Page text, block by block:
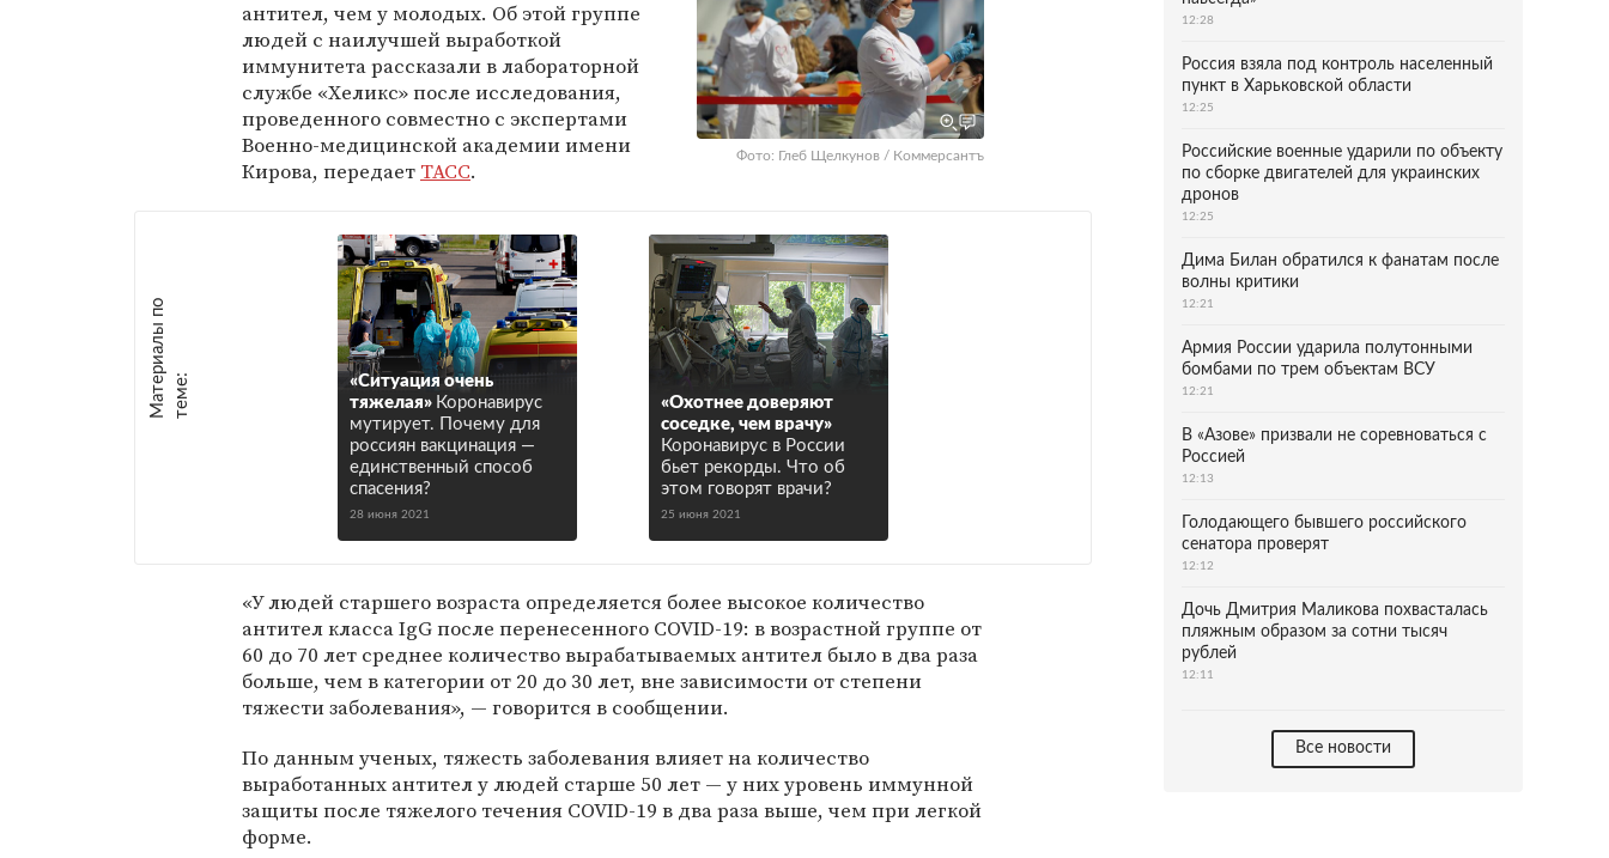
Фото: Глеб Щелкунов / Коммерсантъ
антител, чем у молодых. Об этой группе
людей с наилучшей выработкой
иммунитета рассказали в лабораторной
службе «Хеликс» после исследования,
проведенного совместно с экспертами
Военно-медицинской академии имени
Кирова, передает ТАСС.
М
а
т е
р
и
а
л
ы
п
о
т
е
м
е :
«Ситуация очень
тяжелая» Коронавирус
мутирует. Почему для
россиян вакцинация —
единственный способ
спасения?
28 июня 2021
«Охотнее доверяют
соседке, чем врачу»
Коронавирус в России
бьет рекорды. Что об
этом говорят врачи?
25 июня 2021
«У людей старшего возраста определяется более высокое количество
антител класса IgG после перенесенного COVID-19: в возрастной группе от
60 до 70 лет среднее количество вырабатываемых антител было в два раза
больше, чем в категории от 20 до 30 лет, вне зависимости от степени
тяжести заболевания», — говорится в сообщении.
По данным ученых, тяжесть заболевания влияет на количество
выработанных антител у людей старше 50 лет — у них уровень иммунной
защиты после тяжелого течения COVID-19 в два раза выше, чем при легкой
форме.
12:28
Россия взяла под контроль населенный
пункт в Харьковской области
12:25
Российские военные ударили по объекту
по сборке двигателей для украинских
дронов
12:25
Дима Билан обратился к фанатам после
волны критики
12:21
Армия России ударила полутонными
бомбами по трем объектам ВСУ
12:21
В «Азове» призвали не соревноваться с
Россией
12:13
Голодающего бывшего российского
сенатора проверят
12:12
Дочь Дмитрия Маликова похвасталась
пляжным образом за сотни тысяч
рублей
12:11
Все новости